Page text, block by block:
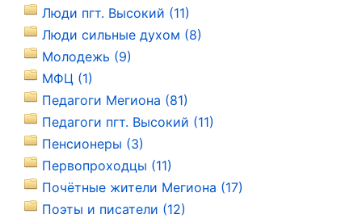
Люди пгт. Высокий (11)
Люди сильные духом (8)
Молодежь (9)
МФЦ (1)
Педагоги Мегиона (81)
Педагоги пгт. Высокий (11)
Пенсионеры (3)
Первопроходцы (11)
Почётные жители Мегиона (17)
Поэты и писатели (12)